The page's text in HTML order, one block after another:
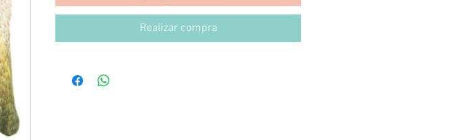
Realizar compra